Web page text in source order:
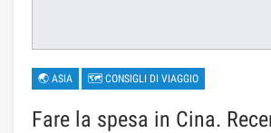
🌏 ASIA 🗺 CONSIGLI DI VIAGGIO
Fare la spesa in Cina.